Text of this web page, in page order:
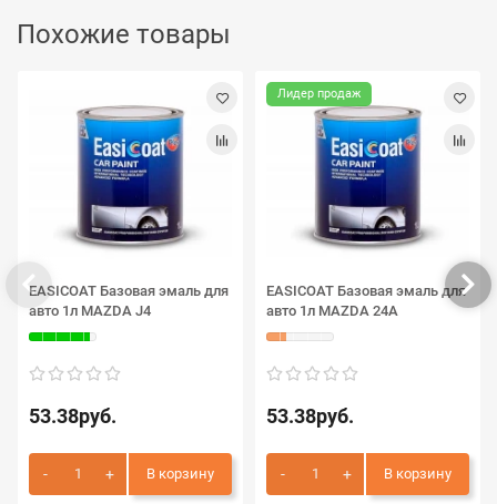
Похожие товары
EASICOAT Базовая эмаль для
авто 1л MAZDA J4
53.38руб.
В корзину
Лидер продаж
EASICOAT Базовая эмаль для
авто 1л MAZDA 24A
53.38руб.
В корзину